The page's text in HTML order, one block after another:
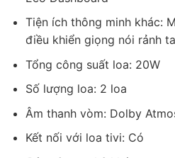
hình ảnh ấn tượng như Dolby
âm thanh vòm Dolby Atmos, S-
thanh mạnh mẽ, sống động. Điều
hỗ trợ tiếng Việt cùng hệ điều
trí cho gia đình .
Tiện ích thông minh khác:
điều khiển giọng nói rảnh
Tổng công suất loa: 20W
Số lượng loa: 2 loa
Âm thanh vòm: Dolby
Kết nối với loa tivi: Có